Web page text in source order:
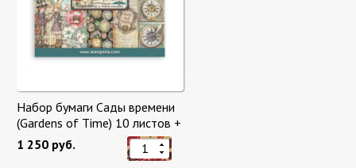
Набор бумаги Сады времени
(Gardens of Time) 10 листов +
бонус от Stamperia
1 250 руб.